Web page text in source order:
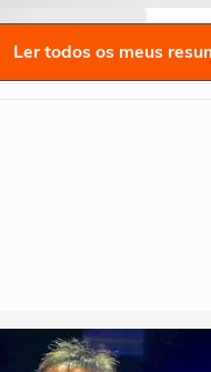
Ler todos os meus